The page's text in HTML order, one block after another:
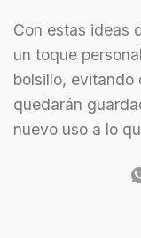
Con estas ideas
un toque
bolsillo, evitando
quedarán
nuevo uso a lo